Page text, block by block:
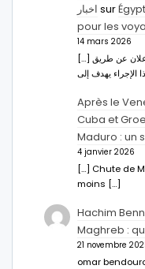
اخبار sur
pour les
14 mars 2026
[…] الإعلان عن طريق Ahmed Abdel-Latifسفير مصر بالرباط.
Après le
Cuba et
Maduro : un
4 janvier 2026
[…] Chute de
moins […]
Hachim
Maghreb :
21 novembre
omar